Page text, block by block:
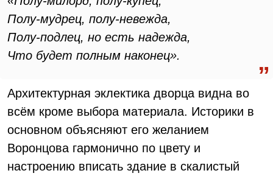
Полу-мудрец, полу-невежда,
Полу-подлец, но есть надежда,
Что будет полным наконец».
Архитектурная эклектика дворца видна во
всём кроме выбора материала. Историки в
основном объясняют его желанием
Воронцова гармонично по цвету и
настроению вписать здание в скалистый